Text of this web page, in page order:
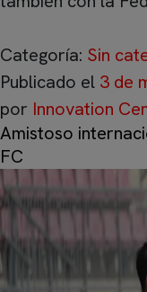
Categoría: Sin
Publicado el 3 de
por Innovation
Amistoso
FC